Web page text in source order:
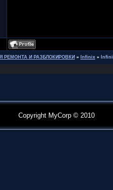
РЕМОНТА И РАЗБЛОКИРОВКИ » Infinix »
Copyright MyCorp © 2010